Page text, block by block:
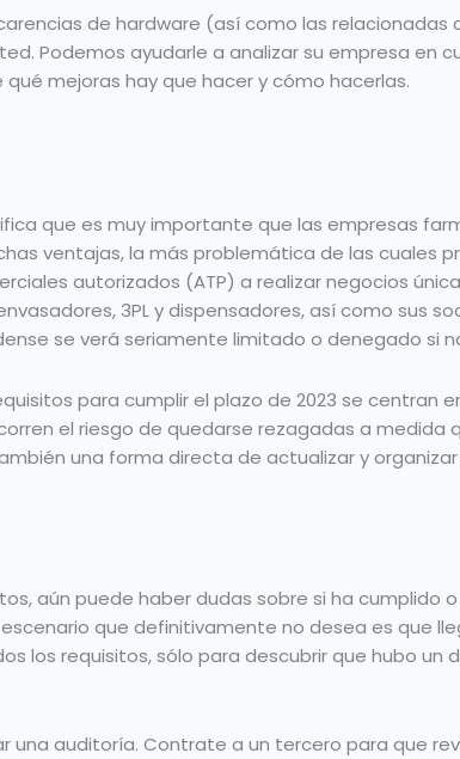
de hardware (así como las
Podemos ayudarle a analizar su empresa en
mejoras hay que hacer y cómo hacerlas.
que es muy importante que las empresas
ventajas, la más problemática de las cuales
autorizados (ATP) a realizar negocios
3PL y dispensadores, así como sus
se verá seriamente limitado o denegado si
para cumplir el plazo de 2023 se centran
el riesgo de quedarse rezagadas a medida
una forma directa de actualizar y
aún puede haber dudas sobre si ha cumplido
que definitivamente no desea es que
los requisitos, sólo para descubrir que hubo un
auditoría. Contrate a un tercero para que